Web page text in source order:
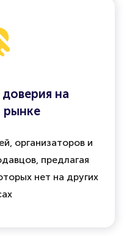
на
рынке
организаторов и
предлагая
нет на других